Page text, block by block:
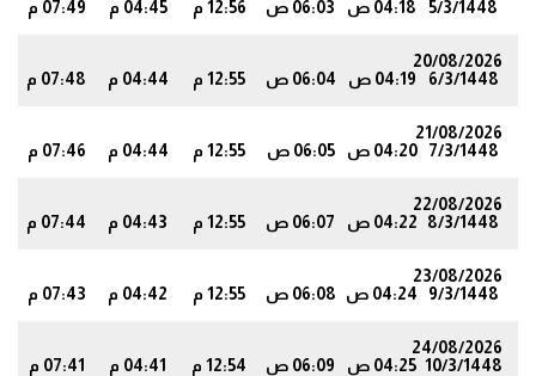
5/3/1448 04:18 ص 06:03 ص 12:56 م 04:45 م 07:49 م
20/08/2026
6/3/1448
04:19 ص 06:04 ص 12:55 م 04:44 م 07:48 م
21/08/2026
7/3/1448
04:20 ص 06:05 ص 12:55 م 04:44 م 07:46 م
22/08/2026
8/3/1448
04:22 ص 06:07 ص 12:55 م 04:43 م 07:44 م
23/08/2026
9/3/1448
04:24 ص 06:08 ص 12:55 م 04:42 م 07:43 م
24/08/2026
10/3/1448 04:25 ص 06:09 ص 12:54 م 04:41 م 07:41 م